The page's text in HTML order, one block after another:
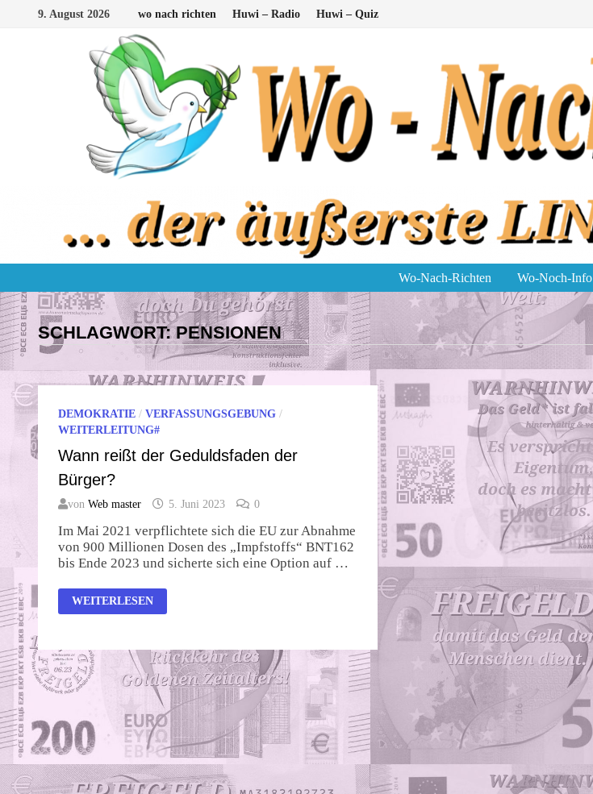
9. August 2026 wo nach richten Huwi – Radio Huwi – Quiz
Wo-Nach-Richten Wo-Noch-Info
SCHLAGWORT:PENSIONEN
DEMOKRATIE / VERFASSUNGSGEBUNG /
WEITERLEITUNG#
Wann reißt der Geduldsfaden der
Bürger?
von Web master 5. Juni 2023 0
Im Mai 2021 verpflichtete sich die EU zur Abnahme
von 900 Millionen Dosen des „Impfstoffs“ BNT162
bis Ende 2023 und sicherte sich eine Option auf …
WANN
REISST D
ÜRGER?
WEITERLESEN